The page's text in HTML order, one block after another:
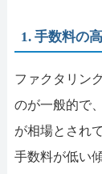
1. 手数料の
ファクタリン
のが一般的で
が相場とされ
手数料が低い